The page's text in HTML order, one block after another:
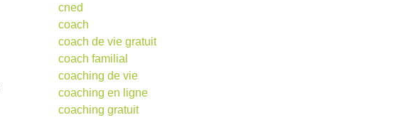
cned
coach
coach de vie gratuit
coach familial
coaching de vie
coaching en ligne
coaching gratuit